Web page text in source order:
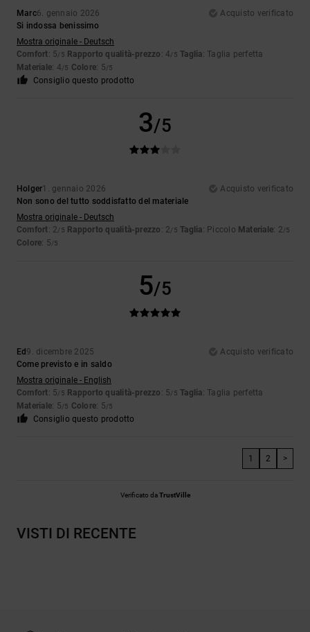
Marc6. gennaio 2026
Acquisto verificato
Si indossa benissimo
Mostra originale - Deutsch
Comfort: 5/5 Rapporto qualità-prezzo : 4/5 Taglia: Taglia perfetta
Materiale: 4/5 Colore: 5/5
Consiglio questo prodotto
3/5
Holger1. gennaio 2026
Acquisto verificato
Non sono del tutto soddisfatto del materiale
Mostra originale - Deutsch
Comfort: 2/5 Rapporto qualità-prezzo : 2/5 Taglia: Piccolo Materiale: 2/5
Colore: 5/5
5/5
Ed 9. dicembre 2025
Acquisto verificato
Come previsto e in saldo
Mostra originale - English
Comfort: 5/5 Rapporto qualità-prezzo : 5/5 Taglia: Taglia perfetta
Materiale: 5/5 Colore: 5/5
Consiglio questo prodotto
1 2 >
Verificato daTrustVille
VISTI DI RECENTE